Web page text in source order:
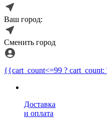
Ваш город:
Сменить город
{{cart_count<=99 ?
Доставка
и оплата